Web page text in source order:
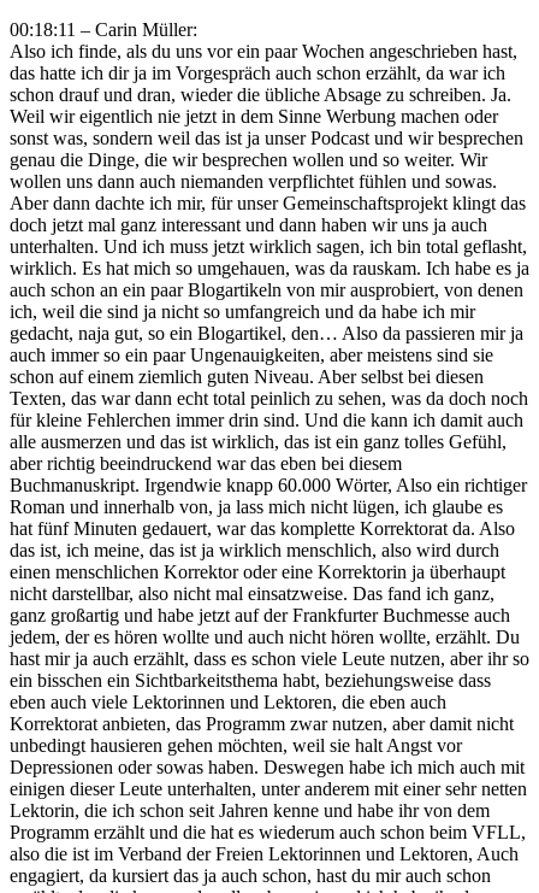
00:18:11 – Carin Müller:
Also ich finde, als du uns vor ein paar Wochen angeschrieben hast,
das hatte ich dir ja im Vorgespräch auch schon erzählt, da war ich
schon drauf und dran, wieder die übliche Absage zu schreiben. Ja.
Weil wir eigentlich nie jetzt in dem Sinne Werbung machen oder
sonst was, sondern weil das ist ja unser Podcast und wir besprechen
genau die Dinge, die wir besprechen wollen und so weiter. Wir
wollen uns dann auch niemanden verpflichtet fühlen und sowas.
Aber dann dachte ich mir, für unser Gemeinschaftsprojekt klingt das
doch jetzt mal ganz interessant und dann haben wir uns ja auch
unterhalten. Und ich muss jetzt wirklich sagen, ich bin total geflasht,
wirklich. Es hat mich so umgehauen, was da rauskam. Ich habe es ja
auch schon an ein paar Blogartikeln von mir ausprobiert, von denen
ich, weil die sind ja nicht so umfangreich und da habe ich mir
gedacht, naja gut, so ein Blogartikel, den… Also da passieren mir ja
auch immer so ein paar Ungenauigkeiten, aber meistens sind sie
schon auf einem ziemlich guten Niveau. Aber selbst bei diesen
Texten, das war dann echt total peinlich zu sehen, was da doch noch
für kleine Fehlerchen immer drin sind. Und die kann ich damit auch
alle ausmerzen und das ist wirklich, das ist ein ganz tolles Gefühl,
aber richtig beeindruckend war das eben bei diesem
Buchmanuskript. Irgendwie knapp 60.000 Wörter, Also ein richtiger
Roman und innerhalb von, ja lass mich nicht lügen, ich glaube es
hat fünf Minuten gedauert, war das komplette Korrektorat da. Also
das ist, ich meine, das ist ja wirklich menschlich, also wird durch
einen menschlichen Korrektor oder eine Korrektorin ja überhaupt
nicht darstellbar, also nicht mal einsatzweise. Das fand ich ganz,
ganz großartig und habe jetzt auf der Frankfurter Buchmesse auch
jedem, der es hören wollte und auch nicht hören wollte, erzählt. Du
hast mir ja auch erzählt, dass es schon viele Leute nutzen, aber ihr so
ein bisschen ein Sichtbarkeitsthema habt, beziehungsweise dass
eben auch viele Lektorinnen und Lektoren, die eben auch
Korrektorat anbieten, das Programm zwar nutzen, aber damit nicht
unbedingt hausieren gehen möchten, weil sie halt Angst vor
Depressionen oder sowas haben. Deswegen habe ich mich auch mit
einigen dieser Leute unterhalten, unter anderem mit einer sehr netten
Lektorin, die ich schon seit Jahren kenne und habe ihr von dem
Programm erzählt und die hat es wiederum auch schon beim VFLL,
also die ist im Verband der Freien Lektorinnen und Lektoren, Auch
engagiert, da kursiert das ja auch schon, hast du mir auch schon